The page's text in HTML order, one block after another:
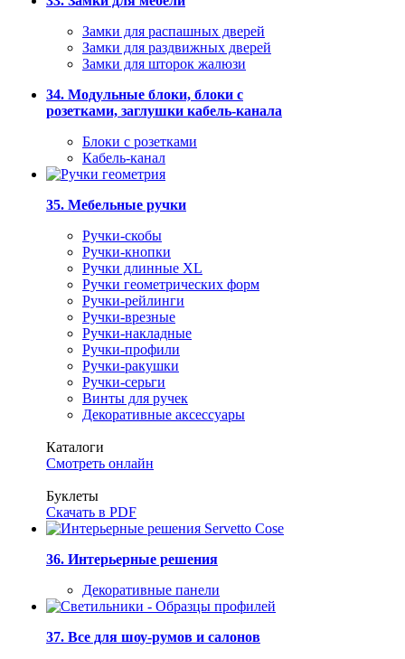
Замки для распашных дверей
Замки для раздвижных дверей
Замки для шторок жалюзи
34. Модульные блоки, блоки с
розетками, заглушки кабель-канала
Блоки с розетками
Кабель-канал
35. Мебельные ручки
Ручки-скобы
Ручки-кнопки
Ручки длинные XL
Ручки геометрических форм
Ручки-рейлинги
Ручки-врезные
Ручки-накладные
Ручки-профили
Ручки-ракушки
Ручки-серьги
Винты для ручек
Декоративные аксессуары
Каталоги
Смотреть онлайн
Буклеты
Скачать в PDF
36. Интерьерные решения
Декоративные панели
37. Все для шоу-румов и салонов